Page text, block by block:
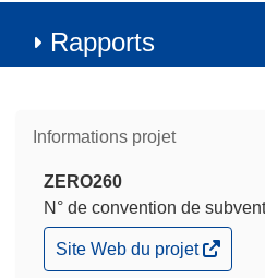
Rapports
Informations projet
ZERO260
N° de convention de
(s’ouvre
dans
Site Web du projet